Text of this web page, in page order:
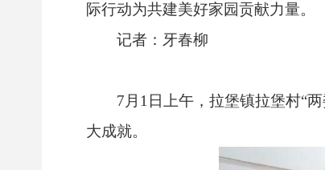
际行动为共建美好家园贡献力量。
记者：牙春柳
7月1日上午，拉堡镇拉堡村“
大成就。